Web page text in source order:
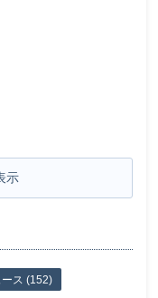
示
ス (152)